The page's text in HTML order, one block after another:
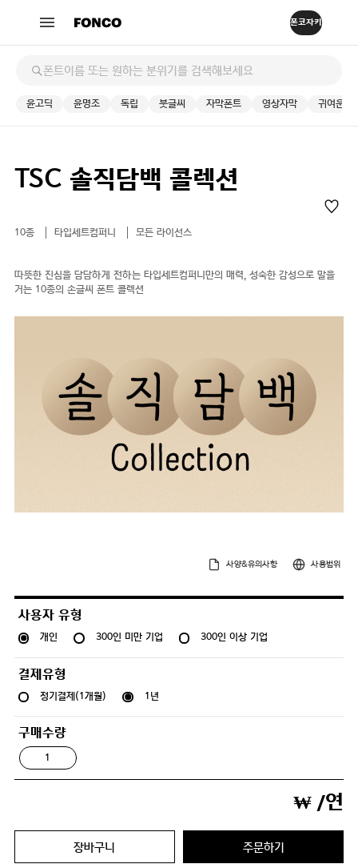
윤고딕 윤명조 독립 붓글씨 자막폰트 영상자막 귀여운
TSC 솔직담백 콜렉션
10종 타입세트컴퍼니 모든 라이선스
따뜻한 진심을 담담하게 전하는 타입세트컴퍼니만의 매력, 성숙한 감성으로 말을
거는 10종의 손글씨 폰트 콜렉션
사양&유의사항 사용범위
사용자 유형
개인
300인 미만 기업 300인 이상 기업
결제유형
정기결제(1개월)
1년
구매수량
₩ /연
장바구니 주문하기